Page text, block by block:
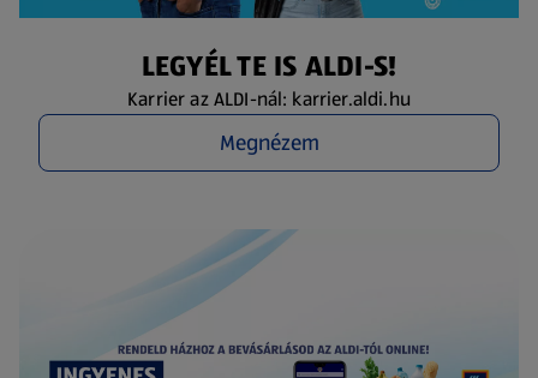
LEGYÉL TE IS ALDI-S!
Karrier az ALDI-nál: karrier.aldi.hu
Megnézem